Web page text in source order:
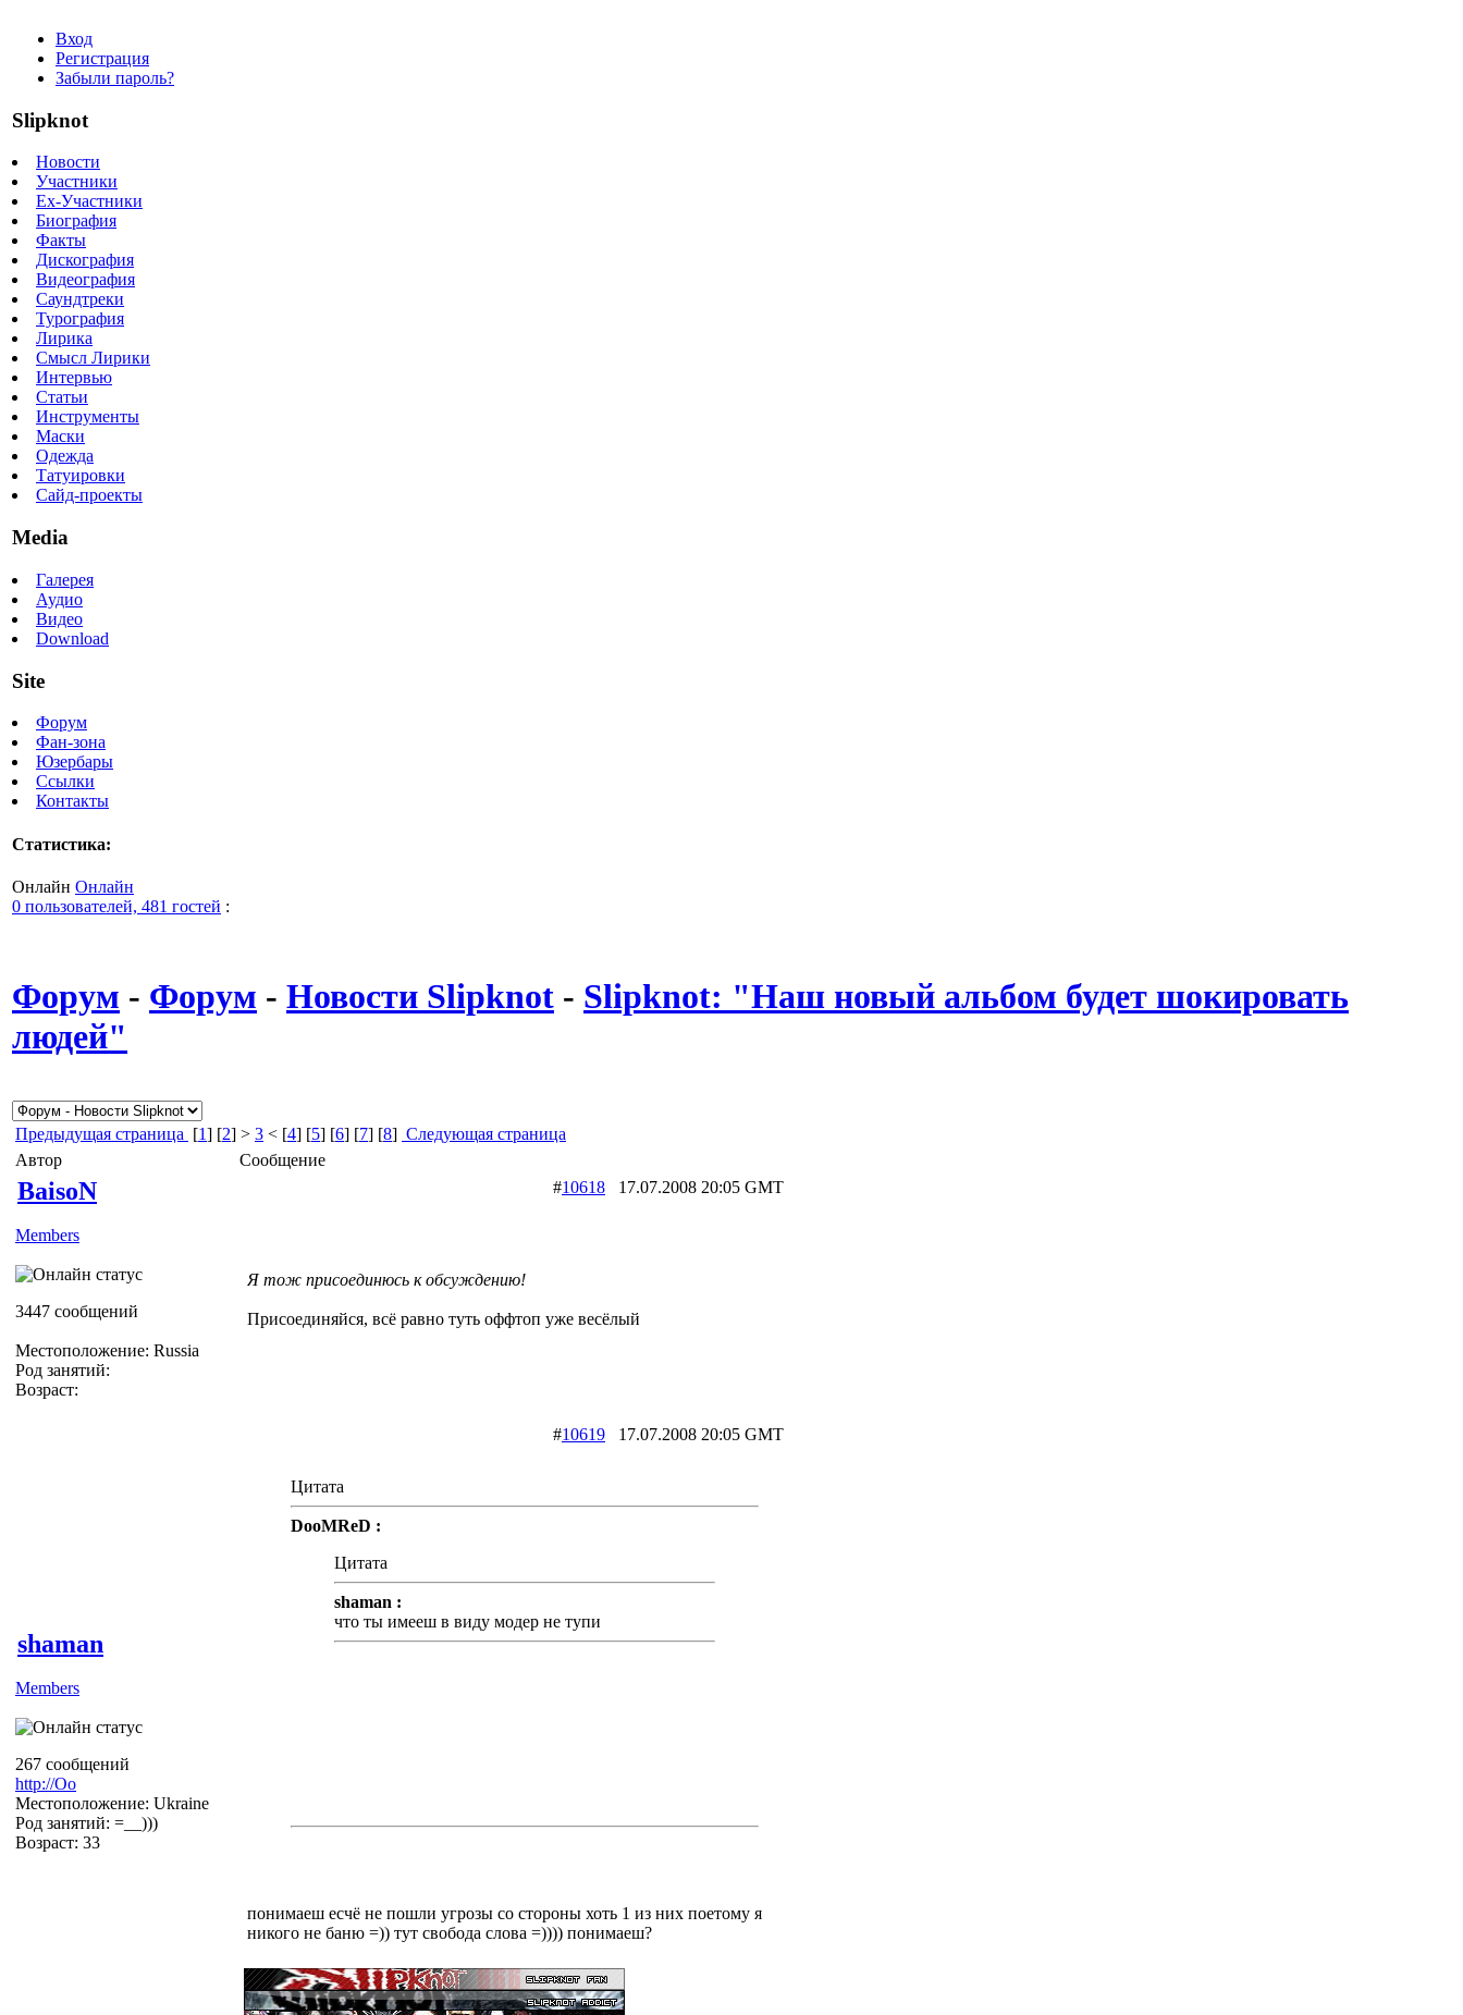
Вход
Регистрация
Забыли пароль?
Slipknot
Новости
Участники
Ex-Участники
Биография
Факты
Дискография
Видеография
Саундтреки
Турография
Лирика
Смысл Лирики
Интервью
Статьи
Инструменты
Маски
Одежда
Татуировки
Сайд-проекты
Media
Галерея
Аудио
Видео
Download
Site
Форум
Фан-зона
Юзербары
Ссылки
Контакты
Статистика:
Онлайн Онлайн
0 пользователей, 481 гостей :
Форум - Форум - Новости Slipknot - Slipknot: "Наш новый альбом будет шокировать
людей"
Предыдущая страница [1] [2] > 3 < [4] [5] [6] [7] [8] Следующая страница
Автор
Сообщение
BaisoN
Members
3447 сообщений
Местоположение: Russia
Род занятий:
Возраст:
#10618 17.07.2008 20:05 GMT
Я тож присоединюсь к обсуждению!
Присоединяйся, всё равно туть оффтоп уже весёлый
shaman
Members
267 сообщений
http://Оо
Местоположение: Ukraine
Род занятий: =__)))
Возраст: 33
#10619 17.07.2008 20:05 GMT
Цитата
DooMReD :
Цитата
shaman :
что ты имееш в виду модер не тупи
понимаеш есчё не пошли угрозы со стороны хоть 1 из них поетому я
никого не баню =)) тут свобода слова =)))) понимаеш?